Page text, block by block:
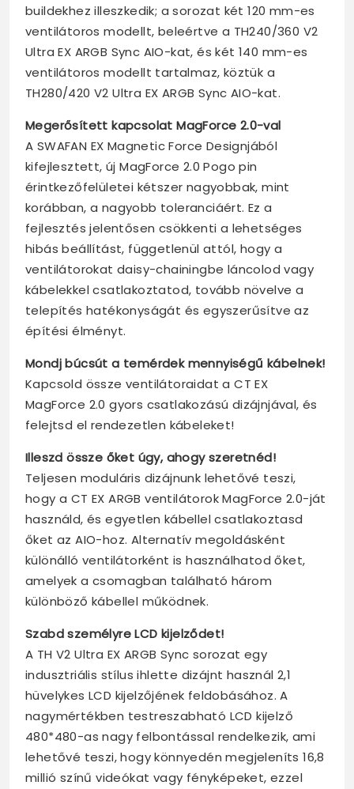
buildekhez illeszkedik; a sorozat két 120 mm-es
ventilátoros modellt, beleértve a TH240/360 V2
Ultra EX ARGB Sync AIO-kat, és két 140 mm-es
ventilátoros modellt tartalmaz, köztük a
TH280/420 V2 Ultra EX ARGB Sync AIO-kat.
Megerősített kapcsolat MagForce 2.0-val
A SWAFAN EX Magnetic Force Designjából
kifejlesztett, új MagForce 2.0 Pogo pin
érintkezőfelületei kétszer nagyobbak, mint
korábban, a nagyobb toleranciáért. Ez a
fejlesztés jelentősen csökkenti a lehetséges
hibás beállítást, függetlenül attól, hogy a
ventilátorokat daisy-chainingbe láncolod vagy
kábelekkel csatlakoztatod, tovább növelve a
telepítés hatékonyságát és egyszerűsítve az
építési élményt.
Mondj búcsút a temérdek mennyiségű kábelnek!
Kapcsold össze ventilátoraidat a CT EX
MagForce 2.0 gyors csatlakozású dizájnjával, és
felejtsd el rendezetlen kábeleket!
Illeszd össze őket úgy, ahogy szeretnéd!
Teljesen moduláris dizájnunk lehetővé teszi,
hogy a CT EX ARGB ventilátorok MagForce 2.0-ját
használd, és egyetlen kábellel csatlakoztasd
őket az AIO-hoz. Alternatív megoldásként
különálló ventilátorként is használhatod őket,
amelyek a csomagban található három
különböző kábellel működnek.
Szabd személyre LCD kijelződet!
A TH V2 Ultra EX ARGB Sync sorozat egy
indusztriális stílus ihlette dizájnt használ 2,1
hüvelykes LCD kijelzőjének feldobásához. A
nagymértékben testreszabható LCD kijelző
480*480-as nagy felbontással rendelkezik, ami
lehetővé teszi, hogy könnyedén megjeleníts 16,8
millió színű videókat vagy fényképeket, ezzel